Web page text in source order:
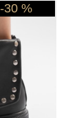
-30 %